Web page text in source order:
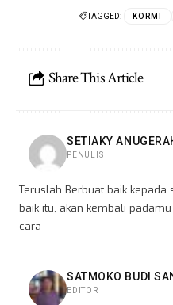
TAGGED: KORMI
Share This Article
SETIAKY
PENULIS
Teruslah Berbuat baik kepada
baik itu, akan kembali
cara
SATMOKO BUDI
EDITOR